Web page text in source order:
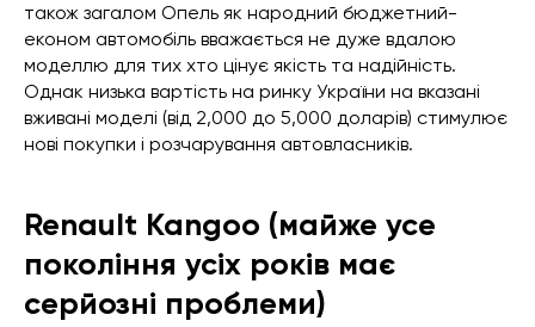
також загалом Опель як народний бюджетний-
економ автомобіль вважається не дуже вдалою
моделлю для тих хто цінує якість та надійність.
Однак низька вартість на ринку України на вказані
вживані моделі (від 2,000 до 5,000 доларів) стимулює
нові покупки і розчарування автовласників.
Renault Kangoo (майже усе
покоління усіх років має
серйозні проблеми)